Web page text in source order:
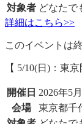
対象者 どなたで
詳細はこちら>>
このイベントは
【 5/10(日)：東
開催日 2026年5
会場
東京都千